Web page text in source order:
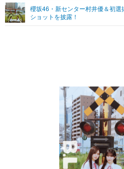
ショッピング
櫻坂46・新センター村井優＆初
ショットを披露！